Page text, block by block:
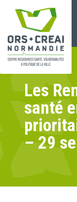
Les
santé
– 29
Panneau de gestion